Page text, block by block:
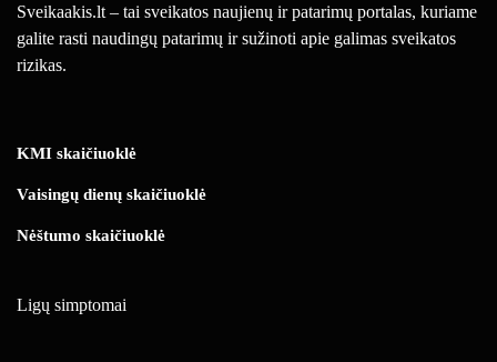
Sveikaakis.lt – tai sveikatos naujienų ir patarimų portalas, kuriame
galite rasti naudingų patarimų ir sužinoti apie galimas sveikatos
rizikas.
KMI skaičiuoklė
Vaisingų dienų skaičiuoklė
Nėštumo skaičiuoklė
Ligų simptomai